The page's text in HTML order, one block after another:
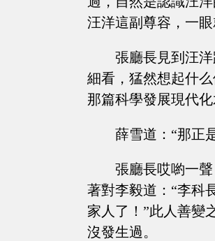
汪洋這副尊容，一眼
張廳長見到汪
細看，猛然想起什
那篇科學發展現代
薛雪道：“那正
張廳長哎喲一
著對李毅道：“李科
家人了！”此人善變
沒發生過。